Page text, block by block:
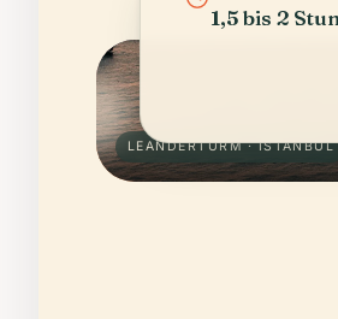
LEANDERTURM · ISTANBUL
1,5 bis 2